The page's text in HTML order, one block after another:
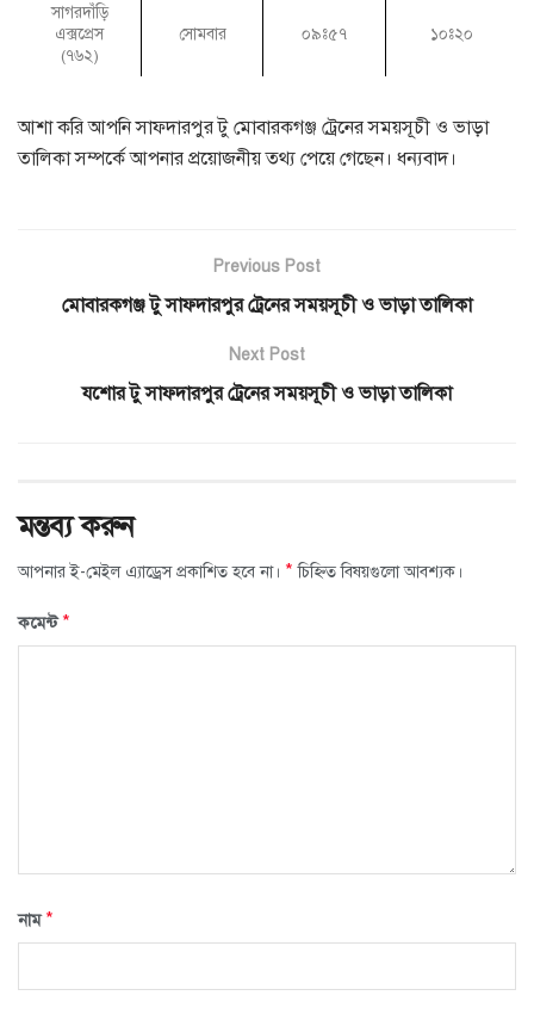
সাগরদাঁড়ি
এক্সপ্রেস
(৭৬২)
সোমবার ০৯ঃ৫৭ ১০ঃ২০
আশা করি আপনি সাফদারপুর টু মোবারকগঞ্জ ট্রেনের সময়সূচী ও ভাড়া
তালিকা সম্পর্কে আপনার প্রয়োজনীয় তথ্য পেয়ে গেছেন। ধন্যবাদ।
Previous Post
মোবারকগঞ্জ টু সাফদারপুর ট্রেনের সময়সূচী ও ভাড়া তালিকা
Next Post
যশোর টু সাফদারপুর ট্রেনের সময়সূচী ও ভাড়া তালিকা
মন্তব্য করুন
আপনার ই-মেইল এ্যাড্রেস প্রকাশিত হবে না। * চিহ্নিত বিষয়গুলো আবশ্যক।
কমেন্ট*
নাম*